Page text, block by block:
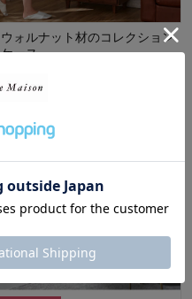
ウォルナット材のコレクション
ケース